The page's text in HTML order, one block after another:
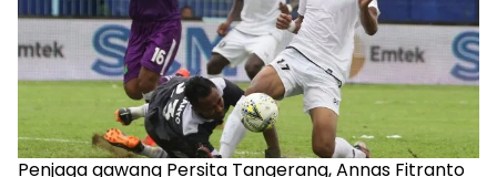
Penjaga gawang Persita Tangerang, Annas Fitranto